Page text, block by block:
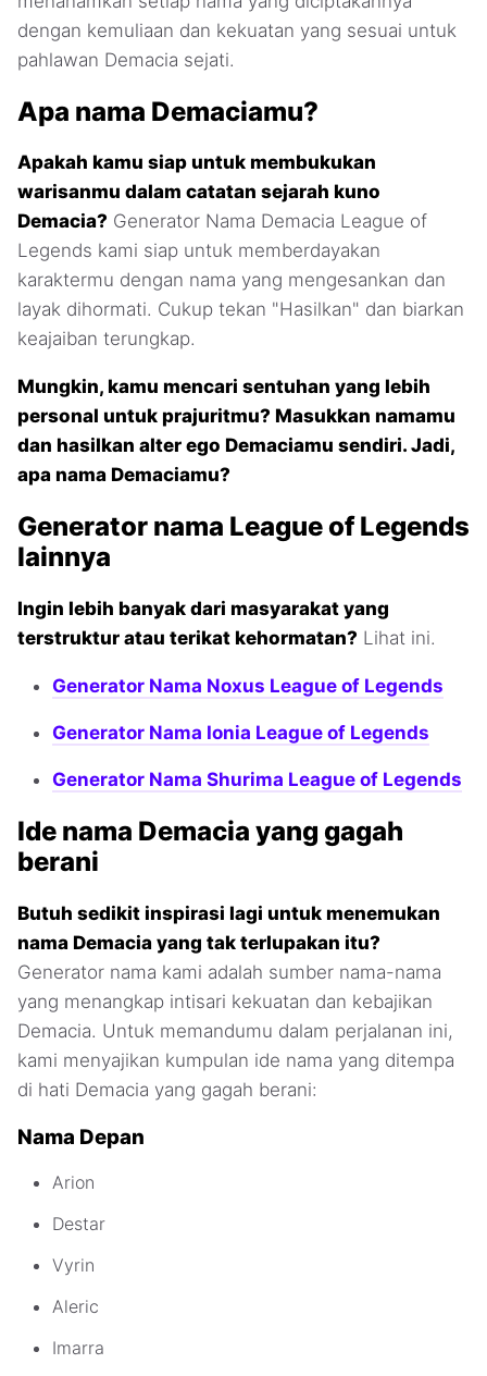
dengan kemuliaan dan kekuatan yang sesuai untuk
pahlawan Demacia sejati.
Apa nama Demaciamu?
Apakah kamu siap untuk membukukan
warisanmu dalam catatan sejarah kuno
Demacia? Generator Nama Demacia League of
Legends kami siap untuk memberdayakan
karaktermu dengan nama yang mengesankan dan
layak dihormati. Cukup tekan "Hasilkan" dan biarkan
keajaiban terungkap.
Mungkin, kamu mencari sentuhan yang lebih
personal untuk prajuritmu? Masukkan namamu
dan hasilkan alter ego Demaciamu sendiri. Jadi,
apa nama Demaciamu?
Generator nama League of Legends
lainnya
Ingin lebih banyak dari masyarakat yang
terstruktur atau terikat kehormatan? Lihat ini.
Generator Nama Noxus League of Legends
Generator Nama Ionia League of Legends
Generator Nama Shurima League of Legends
Ide nama Demacia yang gagah
berani
Butuh sedikit inspirasi lagi untuk menemukan
nama Demacia yang tak terlupakan itu?
Generator nama kami adalah sumber nama-nama
yang menangkap intisari kekuatan dan kebajikan
Demacia. Untuk memandumu dalam perjalanan ini,
kami menyajikan kumpulan ide nama yang ditempa
di hati Demacia yang gagah berani:
Nama Depan
Arion
Destar
Vyrin
Aleric
Imarra